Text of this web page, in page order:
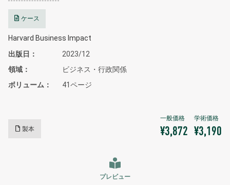
ケース
Harvard Business Impact
出版日
2023/12
領域
ビジネス・行政関係
ボリューム
41ページ
製本 ¥3,872 ¥3,190
プレビュー